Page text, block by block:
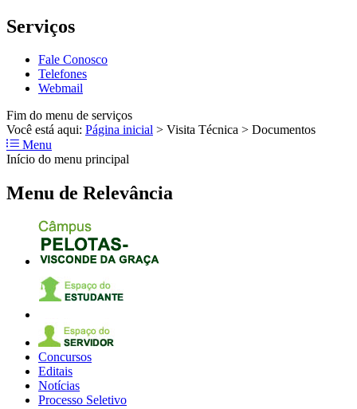
Serviços
Fale Conosco
Telefones
Webmail
Fim do menu de serviços
Você está aqui: Página inicial > Visita Técnica > Documentos
Menu
Início do menu principal
Menu de Relevância
Concursos
Editais
Notícias
Processo Seletivo